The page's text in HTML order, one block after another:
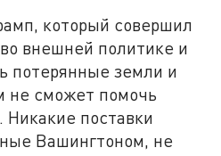
который совершил
внешней политике и
потерянные земли и
не сможет помочь
Никакие поставки
Вашингтоном, не